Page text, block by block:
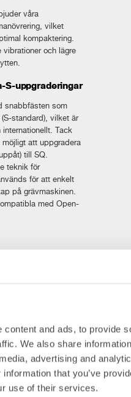
and ads, to provide
We also share
advertising and
that you’ve
use of their services.
våra
vilket
kompaktering.
vibrationer och lägre
S-uppgraderingar
snabbfästen som
standard), vilket är
Tack
att uppgradera
till SQ.
teknik för
för att enkelt
på grävmaskinen.
med Open-
(2 x 75
Imperial
HCX8